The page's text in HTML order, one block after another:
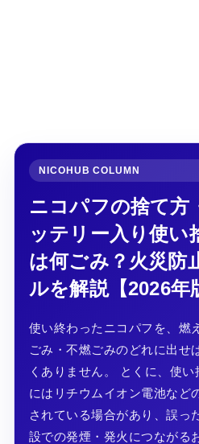
NICOHUB COLUMN
ニコパフの捨て方
ッテリー入り使い
は何ごみ？火災防
ルを解説【2026年
使い終わったニコパフを、燃
ごみ・不燃ごみのどれに出せ
くありません。 とくに、使
にはリチウムイオン電池など
されている場合があり、誤っ
設での発煙・発火につながる